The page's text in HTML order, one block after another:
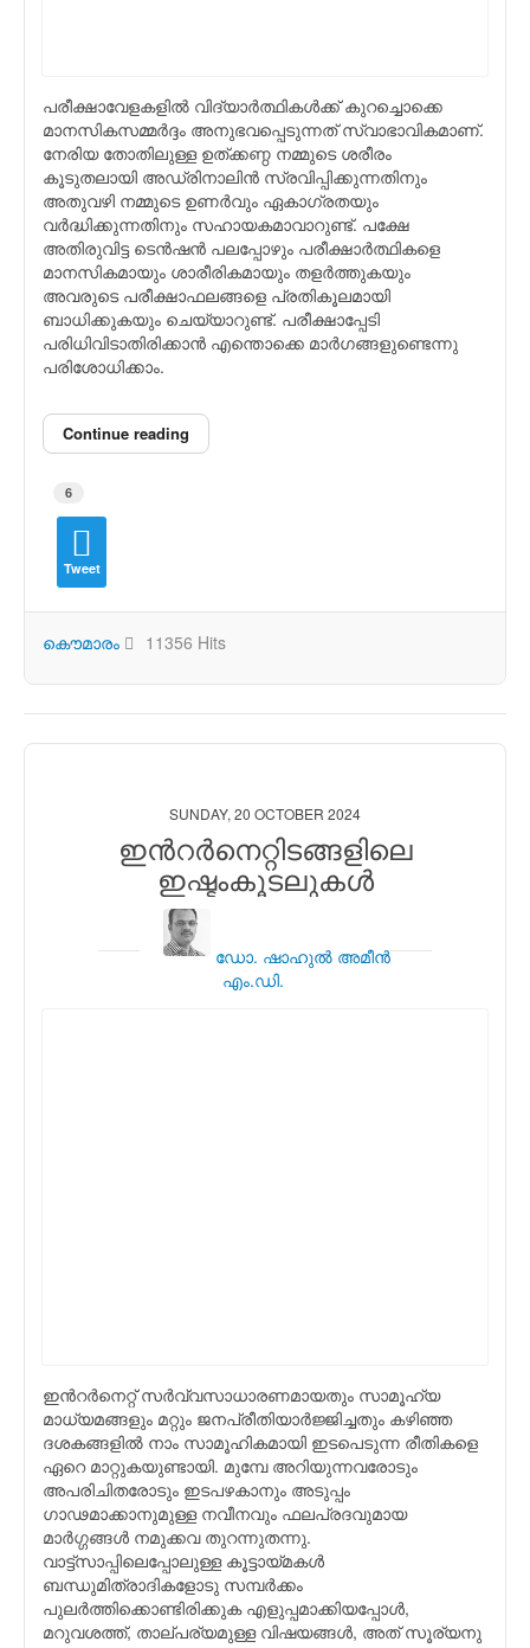
പരീക്ഷാവേളകളില്‍ വിദ്യാര്‍ത്ഥികള്‍ക്ക് കുറച്ചൊക്കെ
മാനസികസമ്മര്‍ദ്ദം അനുഭവപ്പെടുന്നത് സ്വാഭാവികമാണ്.
നേരിയ തോതിലുള്ള ഉത്ക്കണ്ഠ നമ്മുടെ ശരീരം
കൂടുതലാ‍യി അഡ്രിനാലിന്‍ സ്രവിപ്പിക്കുന്നതിനും
അതുവഴി നമ്മുടെ ഉണര്‍വും ഏകാഗ്രതയും
വര്‍ദ്ധിക്കുന്നതിനും സഹായകമാവാറുണ്ട്. പക്ഷേ
അതിരുവിട്ട ടെന്‍ഷന്‍ പലപ്പോഴും പരീക്ഷാര്‍ത്ഥികളെ
മാനസികമായും ശാരീരികമായും തളര്‍ത്തുകയും
അവരുടെ പരീക്ഷാഫലങ്ങളെ പ്രതികൂലമായി
ബാധിക്കുകയും ചെയ്യാറുണ്ട്. പരീക്ഷാപ്പേടി
പരിധിവിടാതിരിക്കാന്‍ എന്തൊക്കെ മാര്‍ഗങ്ങളുണ്ടെന്നു
പരിശോധിക്കാം.
Continue reading
6
Tweet
കൌമാരം 11356 Hits
SUNDAY, 20 OCTOBER 2024
ഇന്‍റര്‍നെറ്റിടങ്ങളിലെ
ഇഷ്ടംകൂടലുകള്‍
ഡോ. ഷാഹുല്‍ അമീന്‍
എം.ഡി.
ഇന്‍റർനെറ്റ് സർവ്വസാധാരണമായതും സാമൂഹ്യ
മാധ്യമങ്ങളും മറ്റും ജനപ്രീതിയാർജ്ജിച്ചതും കഴിഞ്ഞ
ദശകങ്ങളിൽ നാം സാമൂഹികമായി ഇടപെടുന്ന രീതികളെ
ഏറെ മാറ്റുകയുണ്ടായി. മുമ്പേ അറിയുന്നവരോടും
അപരിചിതരോടും ഇടപഴകാനും അടുപ്പം
ഗാഢമാക്കാനുമുള്ള നവീനവും ഫലപ്രദവുമായ
മാർഗ്ഗങ്ങൾ നമുക്കവ തുറന്നുതന്നു.
വാട്ട്സാപ്പിലെപ്പോലുള്ള കൂട്ടായ്മകൾ
ബന്ധുമിത്രാദികളോടു സമ്പർക്കം
പുലർത്തിക്കൊണ്ടിരിക്കുക എളുപ്പമാക്കിയപ്പോൾ,
മറുവശത്ത്, താല്പര്യമുള്ള വിഷയങ്ങൾ, അത് സൂര്യനു